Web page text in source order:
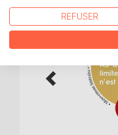
REFUSER